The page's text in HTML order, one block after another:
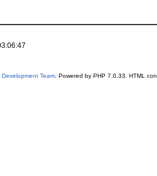
Development Team. Powered by PHP 7.0.33. HTML